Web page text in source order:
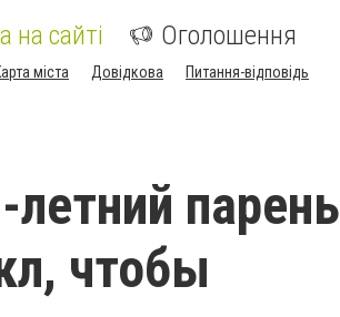
на сайті Оголошення
міста Довідкова Питання-відповідь
парень
чтобы